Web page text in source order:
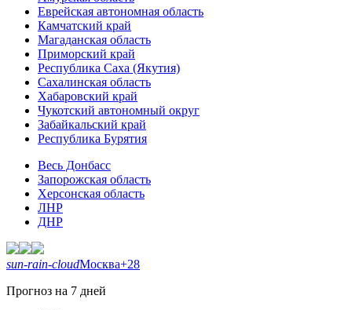
Еврейская автономная область
Камчатский край
Магаданская область
Приморский край
Республика Саха (Якутия)
Сахалинская область
Хабаровский край
Чукотский автономный округ
Забайкальский край
Республика Бурятия
Весь Донбасс
Запорожская область
Херсонская область
ЛНР
ДНР
sun-rain-cloudМосква+28
Прогноз на 7 дней